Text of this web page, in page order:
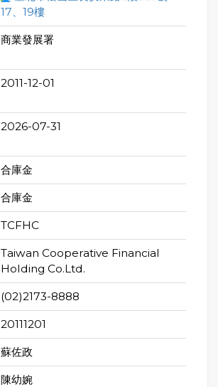
17、19樓
商業發展署
2011-12-01
2026-07-31
合庫金
合庫金
TCFHC
Taiwan Cooperative Financial
Holding Co.Ltd.
(02)2173-8888
20111201
蘇佐政
陳幼婉